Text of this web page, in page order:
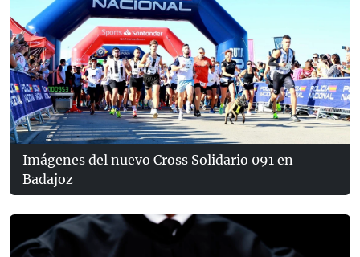
Imágenes del nuevo Cross Solidario 091 en
Badajoz